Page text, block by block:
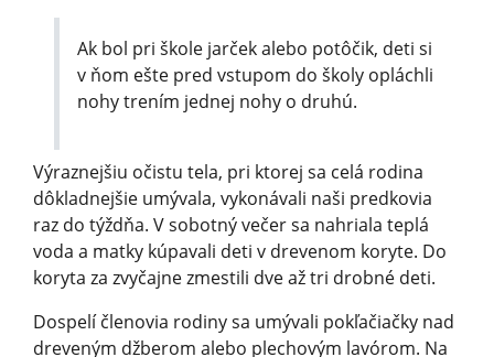
Ak bol pri škole jarček alebo potôčik, deti si
v ňom ešte pred vstupom do školy opláchli
nohy trením jednej nohy o druhú.
Výraznejšiu očistu tela, pri ktorej sa celá rodina
dôkladnejšie umývala, vykonávali naši predkovia
raz do týždňa. V sobotný večer sa nahriala teplá
voda a matky kúpavali deti v drevenom koryte. Do
koryta za zvyčajne zmestili dve až tri drobné deti.
Dospelí členovia rodiny sa umývali pokľačiačky nad
dreveným džberom alebo plechovým lavórom. Na